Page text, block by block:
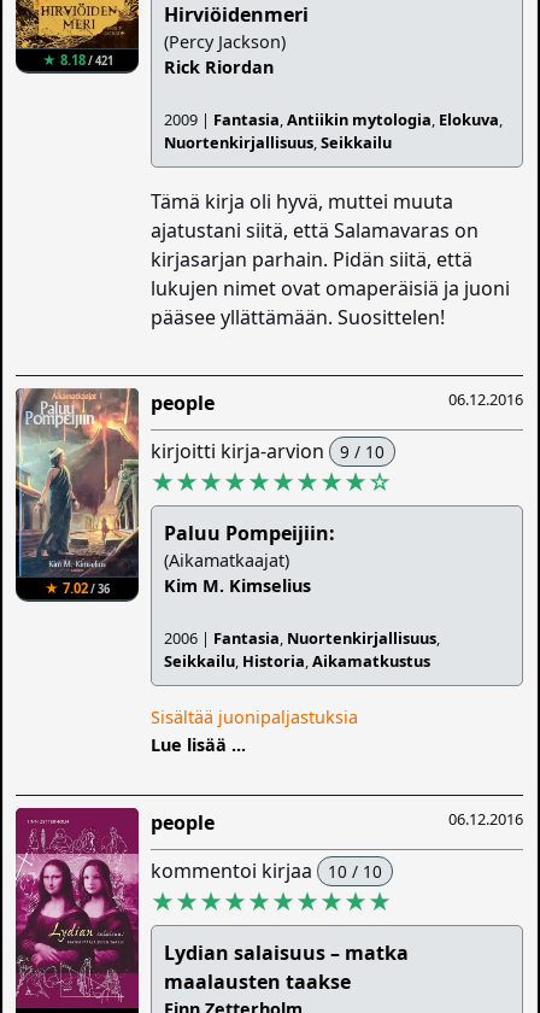
★ 8.18/ 421
Hirviöidenmeri
(Percy Jackson)
Rick Riordan
2009 | Fantasia,Antiikin mytologia, Elokuva,
Nuortenkirjallisuus,Seikkailu
Tämä kirja oli hyvä, muttei muuta
ajatustani siitä, että Salamavaras on
kirjasarjan parhain. Pidän siitä, että
lukujen nimet ovat omaperäisiä ja juoni
pääsee yllättämään. Suosittelen!
★ 7.02/ 36
06.12.2016
people
kirjoitti kirja-arvion 9 / 10
★★★★★★★★★☆
Paluu Pompeijiin:
(Aikamatkaajat)
Kim M. Kimselius
2006 | Fantasia, Nuortenkirjallisuus,
Seikkailu, Historia,Aikamatkustus
Sisältää juonipaljastuksia
Lue lisää ...
06.12.2016
people
kommentoi kirjaa 10 / 10
★★★★★★★★★★
Lydian salaisuus – matka
maalausten taakse